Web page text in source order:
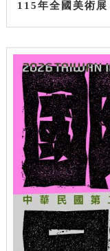
115年全國美術展